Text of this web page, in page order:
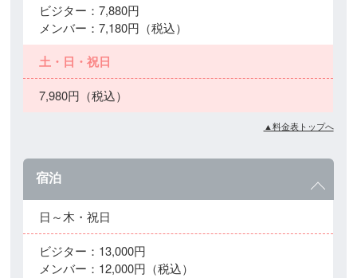
ビジター：7,880円
メンバー：7,180円（税込）
土・日・祝日
7,980円（税込）
▲料金表トップへ
宿泊
日～木・祝日
ビジター：13,000円
メンバー：12,000円（税込）